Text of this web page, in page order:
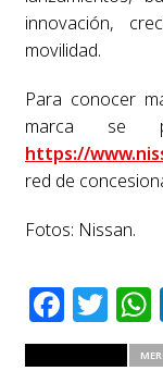
innovación,
movilidad.
Para conocer
marca se
https://
red de
Fotos: Nissan.